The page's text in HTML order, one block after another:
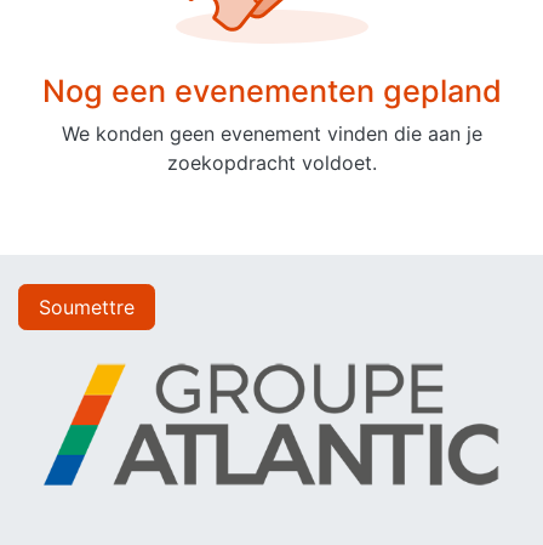
Nog een evenementen gepland
We konden geen evenement vinden die aan je
zoekopdracht voldoet.
Soumettre